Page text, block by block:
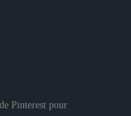
Pinterest pour